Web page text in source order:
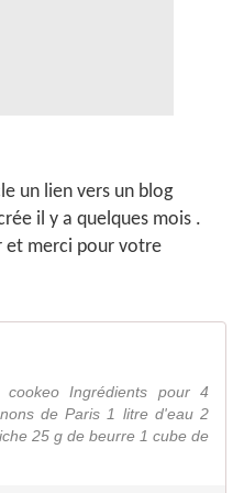
un lien vers un blog
il y a quelques mois .
et merci pour votre
cookeo Ingrédients pour 4
de Paris 1 litre d'eau 2
25 g de beurre 1 cube de